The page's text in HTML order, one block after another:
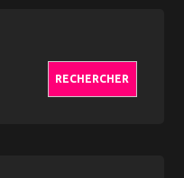
RECHERCHER